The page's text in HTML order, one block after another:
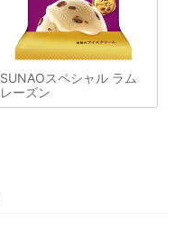
SUNAOスペシャル ラム
レーズン